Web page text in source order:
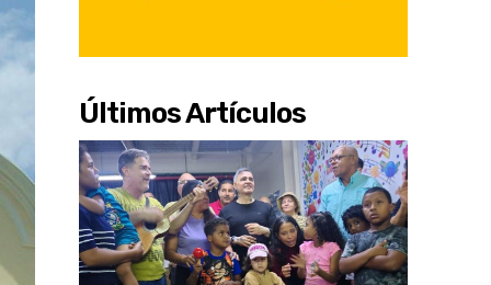
Últimos Artículos